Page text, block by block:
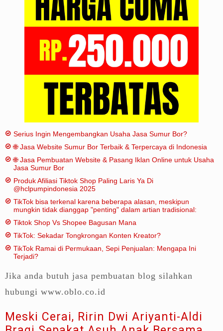
Serius Ingin Mengembangkan Usaha Jasa Sumur Bor?
🌐 Jasa Website Sumur Bor Terbaik & Terpercaya di Indonesia
🌐 Jasa Pembuatan Website & Pasang Iklan Online untuk Usaha
Jasa Sumur Bor
Produk Afiliasi Tiktok Shop Paling Laris Ya Di
@hclpumpindonesia 2025
TikTok bisa terkenal karena beberapa alasan, meskipun
mungkin tidak dianggap "penting" dalam artian tradisional:
Tiktok Shop Vs Shopee Bagusan Mana
TikTok: Sekadar Tongkrongan Konten Kreator?
TikTok Ramai di Permukaan, Sepi Penjualan: Mengapa Ini
Terjadi?
Jika anda butuh jasa pembuatan blog silahkan
hubungi www.oblo.co.id
Meski Cerai, Ririn Dwi Ariyanti-Aldi
Sitemap